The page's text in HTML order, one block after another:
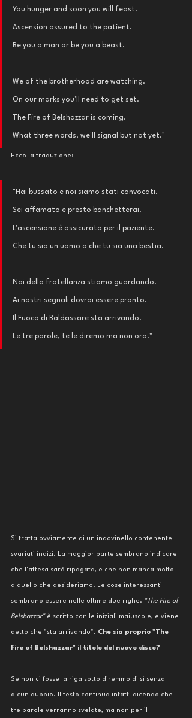
You hunger and soon you will feast.
Ascension assured to the patient.
Be you a man or be you a beast.
We of the brotherhood are watching.
On our marks you'll need to get set.
The Fire of Belshazzar is coming.
What three words, we'll signal but not yet."
Ecco la traduzione:
"Hai bussato e noi siamo stati convocati.
Sei affamato e presto banchetterai.
L'ascensione è assicurata per il paziente.
Che tu sia un uomo o che tu sia una bestia.
Noi della fratellanza stiamo guardando.
Ai nostri segnali dovrai essere pronto.
Il Fuoco di Baldassare sta arrivando.
Le tre parole, te le diremo ma non ora."
Si tratta ovviamente di un indovinello contenente
svariati indizi. La maggior parte sembrano indicare
che l'attesa sarà ripagata, e che non manca molto
a quello che desideriamo. Le cose interessanti
sembrano essere nelle ultime due righe. "The Fire of
Belshazzar" è scritto con le iniziali maiuscole, e viene
detto che "sta arrivando". Che sia proprio "The
Fire of Belshazzar" il titolo del nuovo disco?
Se non ci fosse la riga sotto diremmo di sì senza
alcun dubbio. Il testo continua infatti dicendo che
tre parole verranno svelate, ma non per il